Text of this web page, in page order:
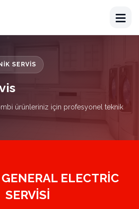
SERVIS
ürünleriniz için profesyonel teknik
ELECTRIC
SERVISI